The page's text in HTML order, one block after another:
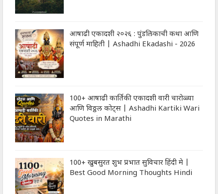
आषाढी एकादशी २०२६ : पुंडलिकाची कथा आणि
संपूर्ण माहिती | Ashadhi Ekadashi - 2026
100+ आषाढी कार्तिकी एकादशी वारी चारोळ्या
आणि विठ्ठल कोट्स | Ashadhi Kartiki Wari
Quotes in Marathi
100+ खुबसुरत शुभ प्रभात सुविचार हिंदी मे |
Best Good Morning Thoughts Hindi